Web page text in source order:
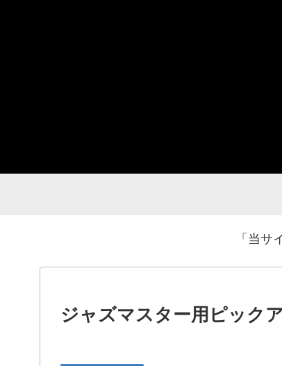
「当サ
ジャズマスター用ピック